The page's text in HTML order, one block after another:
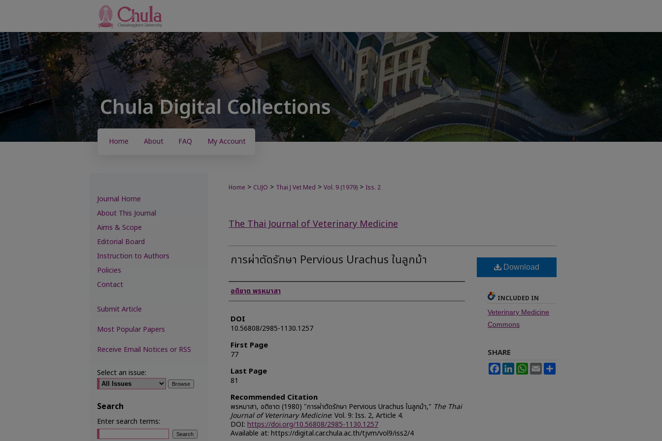
Home About FAQ My Account
Home > CUJO > Thai J Vet Med > Vol. 9 (1979) > Iss. 2
The Thai Journal of Veterinary Medicine
การผ่าตัดรักษา Pervious Urachus ในลูกม้า
Authors
อติชาต พรหมาสา
DOI
10.56808/2985-1130.1257
First Page
77
Last Page
81
Recommended Citation
พรหมาสา, อติชาต (1980) "การผ่าตัดรักษา Pervious Urachus ในลูกม้า," The Thai
Journal of Veterinary Medicine: Vol. 9: Iss. 2, Article 4.
DOI: https://doi.org/10.56808/2985-1130.1257
Available at: https://digital.car.chula.ac.th/tjvm/vol9/iss2/4
Download
INCLUDED IN
Veterinary Medicine
Commons
SHARE
FacebookLinkedInWhatsApp
Email
Journal Home
About This Journal
Aims & Scope
Editorial Board
Instruction to Authors
Policies
Contact
Submit Article
Most Popular Papers
Receive Email Notices or RSS
Select an issue:
Search
Enter search terms: